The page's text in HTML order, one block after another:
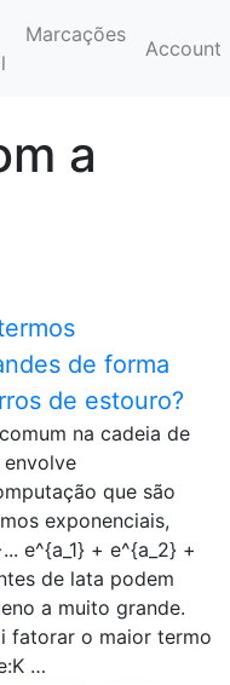
Marcações
Account
a
de forma
de estouro?
na cadeia de
que são
exponenciais,
e^{a_1} + e^{a_2} +
de lata podem
a muito grande.
fatorar o maior termo
…